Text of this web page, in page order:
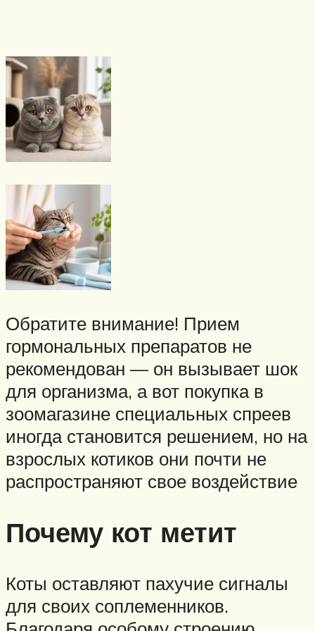
Обратите внимание! Прием
гормональных препаратов не
рекомендован — он вызывает шок
для организма, а вот покупка в
зоомагазине специальных спреев
иногда становится решением, но на
взрослых котиков они почти не
распространяют свое воздействие
Почему кот метит
Коты оставляют пахучие сигналы
для своих соплеменников.